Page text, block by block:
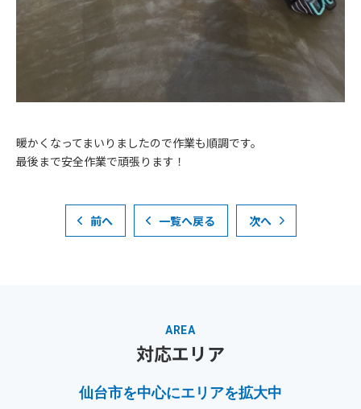
暖かくなってまいりましたので作業も順調です。
最後まで安全作業で頑張ります！
前へ 一覧へ戻る 次へ
AREA
対応エリア
仙台市を中心にエリアを拡大中